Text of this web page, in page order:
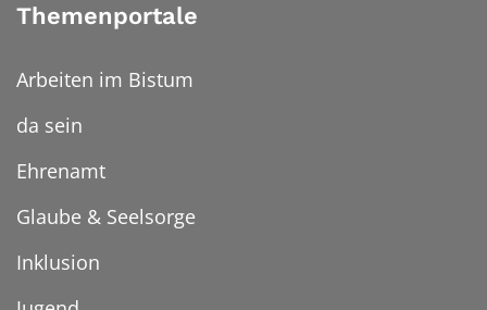
Themenportale
Arbeiten im Bistum
da sein
Ehrenamt
Glaube & Seelsorge
Inklusion